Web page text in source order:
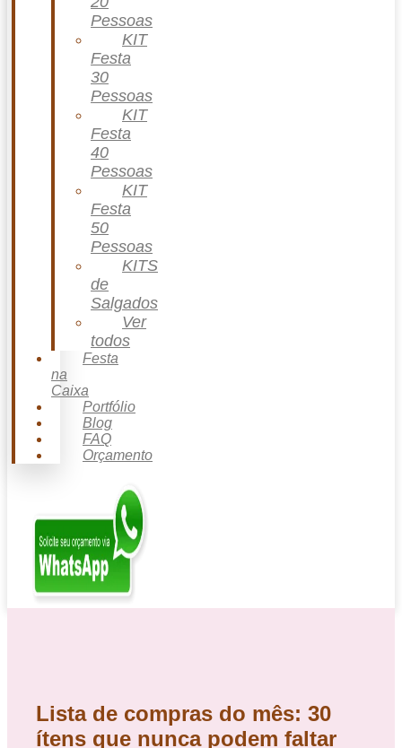
Pessoas
KIT
Festa
30
Pessoas
KIT
Festa
40
Pessoas
KIT
Festa
50
Pessoas
KITS
de
Salgados
Ver
todos
Festa
na
Caixa
Portfólio
Blog
FAQ
Orçamento
Lista de compras do mês: 30
ítens que nunca podem faltar